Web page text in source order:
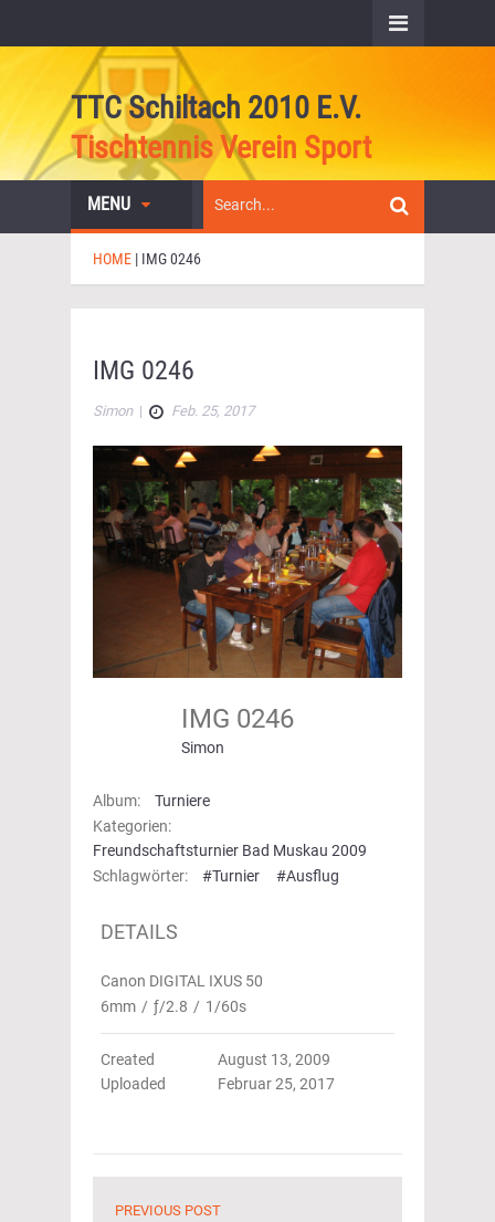
TTC Schiltach 2010 E.V.
Tischtennis Verein Sport
MENU
HOME | IMG 0246
IMG 0246
Simon| Feb. 25, 2017
IMG 0246
Simon
Album:
Turniere
Kategorien:
Freundschaftsturnier Bad Muskau 2009
Schlagwörter:
#Turnier #Ausflug
DETAILS
Canon DIGITAL IXUS 50
6mm / ƒ/2.8 / 1/60s
Created
August 13, 2009
Uploaded
Februar 25, 2017
PREVIOUS POST